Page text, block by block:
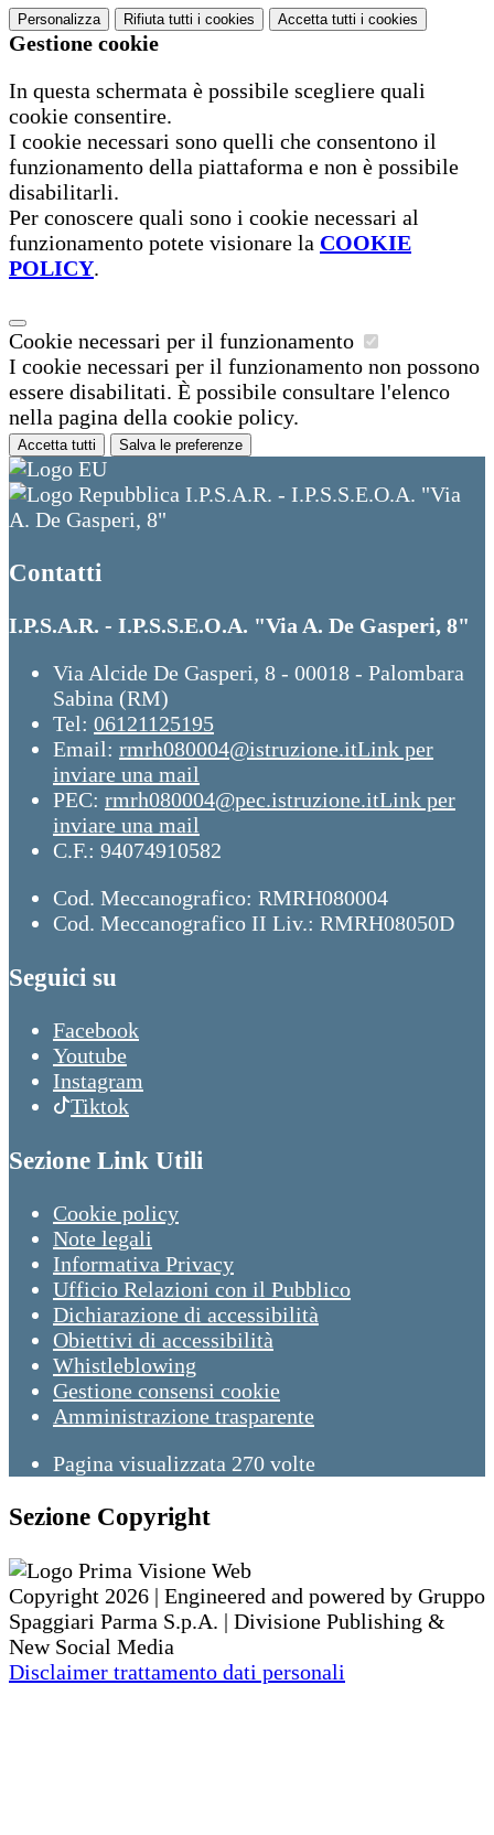
Personalizza Rifiuta tutti i cookies Accetta tutti i cookies
Gestione cookie
In questa schermata è possibile scegliere quali
cookie consentire.
I cookie necessari sono quelli che consentono il
funzionamento della piattaforma e non è possibile
disabilitarli.
Per conoscere quali sono i cookie necessari al
funzionamento potete visionare la COOKIE
POLICY.
Cookie necessari per il funzionamento
I cookie necessari per il funzionamento non possono
essere disabilitati. È possibile consultare l'elenco
nella pagina della cookie policy.
Accetta tutti Salva le preferenze
I.P.S.A.R. - I.P.S.S.E.O.A. "Via
A. De Gasperi, 8"
Contatti
I.P.S.A.R. - I.P.S.S.E.O.A. "Via A. De Gasperi, 8"
Via Alcide De Gasperi, 8 - 00018 - Palombara
Sabina (RM)
Tel: 06121125195
Email: rmrh080004@istruzione.itLink per
inviare una mail
PEC: rmrh080004@pec.istruzione.itLink per
inviare una mail
C.F.: 94074910582
Cod. Meccanografico: RMRH080004
Cod. Meccanografico II Liv.: RMRH08050D
Seguici su
Facebook
Youtube
Instagram
Tiktok
Sezione Link Utili
Cookie policy
Note legali
Informativa Privacy
Ufficio Relazioni con il Pubblico
Dichiarazione di accessibilità
Obiettivi di accessibilità
Whistleblowing
Gestione consensi cookie
Amministrazione trasparente
Pagina visualizzata 270 volte
Sezione Copyright
Copyright 2026 | Engineered and powered by Gruppo
Spaggiari Parma S.p.A. | Divisione Publishing &
New Social Media
Disclaimer trattamento dati personali